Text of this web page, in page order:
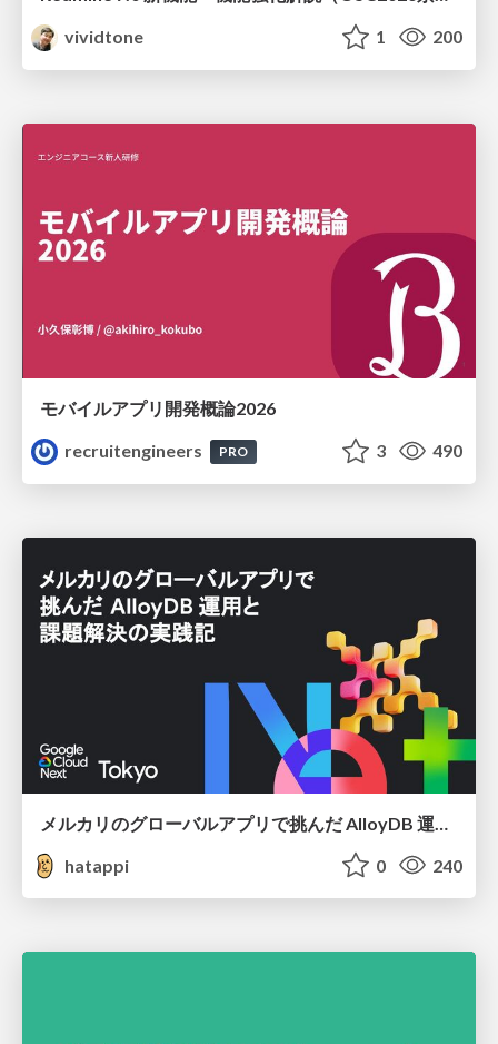
vividtone
1 200
モバイルアプリ開発概論2026
recruitengineers
PRO 3 490
hatappi
0 240